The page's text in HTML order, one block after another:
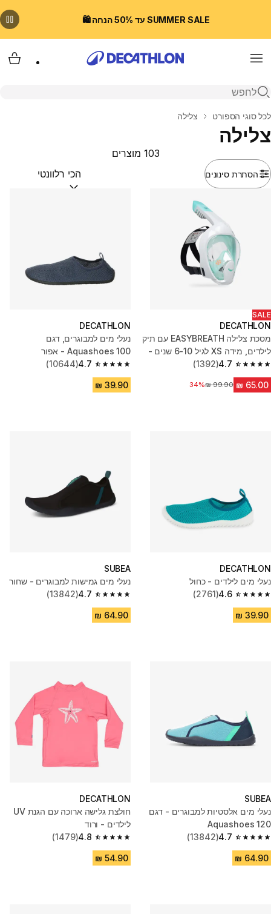
SUMMER SALE עד 50% הנחה 🛍️
Menu
פתיחת חיפוש
בית
לכל סוגי הספורט צלילה
צלילה
הסתרת סינונים
103 מוצרים
מיין לפי:(optional)
SALE
DECATHLON
מסכת צלילה EASYBREATH עם תיק
לילדים, מידה XS לגיל 6-10 שנים -
ירוק
4.7
4.7 out of 5 stars from 1392 reviews
(1392)
מחיר לפני הנחה‏99.90 ₪
34%
DECATHLON
נעלי מים למבוגרים, דגם
Aquashoes 100 - אפור
4.7
4.7 out of 5 stars from 10644 reviews
(10644)
DECATHLON
נעלי מים לילדים - כחול
4.6
4.6 out of 5 stars from 2761 reviews
(2761)
SUBEA
נעלי מים גמישות למבוגרים - שחור
4.7
4.7 out of 5 stars from 13842 reviews
(13842)
SUBEA
נעלי מים אלסטיות למבוגרים - דגם
‎Aquashoes 120
4.7
4.7 out of 5 stars from 13842 reviews
(13842)
DECATHLON
חולצת גלישה ארוכה עם הגנת UV
לילדים - ורוד
4.8
4.8 out of 5 stars from 1479 reviews
(1479)